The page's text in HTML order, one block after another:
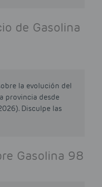
de Gasolina
la evolución del
provincia desde
Disculpe las
Gasolina 98